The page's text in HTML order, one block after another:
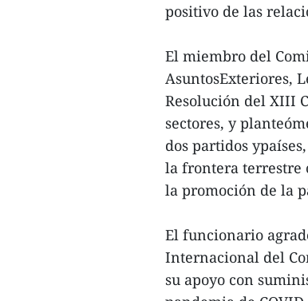
positivo de las
El miembro del
AsuntosExteriores,
Resolución del XIII
sectores, y
dos partidos
la frontera terrestre
la promoción de la
El funcionario
Internacional del
su apoyo con